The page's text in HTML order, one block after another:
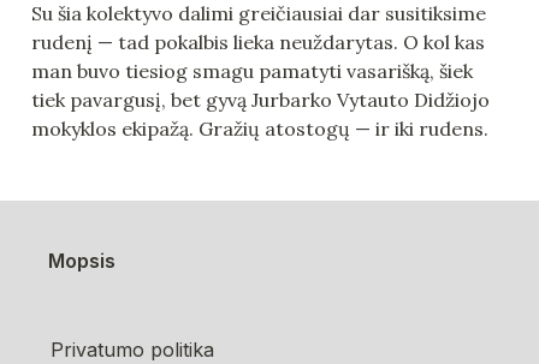
Su šia kolektyvo dalimi greičiausiai dar susitiksime
rudenį — tad pokalbis lieka neuždarytas. O kol kas
man buvo tiesiog smagu pamatyti vasarišką, šiek
tiek pavargusį, bet gyvą Jurbarko Vytauto Didžiojo
mokyklos ekipažą. Gražių atostogų — ir iki rudens.
Mopsis
Privatumo politika